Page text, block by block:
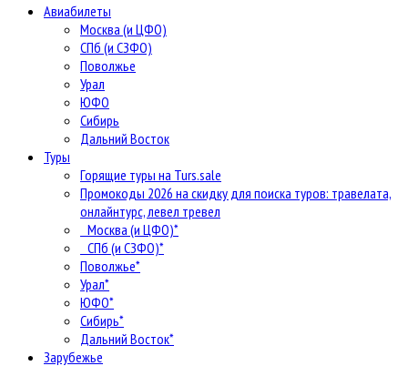
Авиабилеты
Москва (и ЦФО)
СПб (и СЗФО)
Поволжье
Урал
ЮФО
Сибирь
Дальний Восток
Туры
Горящие туры на Turs.sale
Промокоды 2026 на скидку для поиска туров: травелата,
онлайнтурс, левел тревел
Москва (и ЦФО)*
СПб (и СЗФО)*
Поволжье*
Урал*
ЮФО*
Сибирь*
Дальний Восток*
Зарубежье